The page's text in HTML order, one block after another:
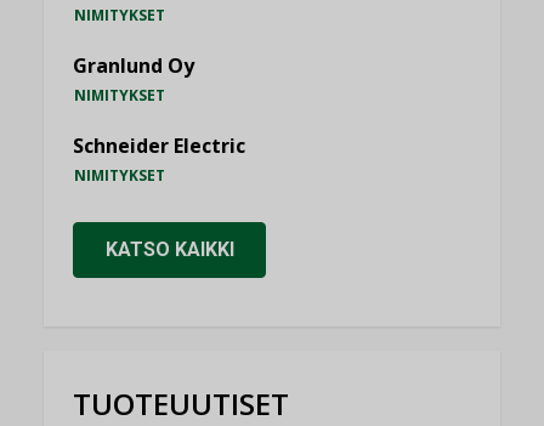
NIMITYKSET
Granlund Oy
NIMITYKSET
Schneider Electric
NIMITYKSET
KATSO KAIKKI
TUOTEUUTISET